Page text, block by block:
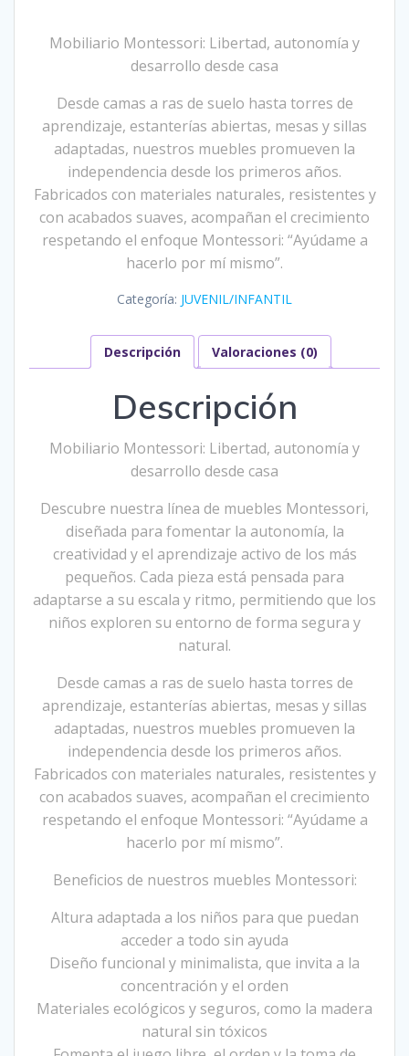
Mobiliario Montessori: Libertad, autonomía y
desarrollo desde casa
Desde camas a ras de suelo hasta torres de
aprendizaje, estanterías abiertas, mesas y sillas
adaptadas, nuestros muebles promueven la
independencia desde los primeros años.
Fabricados con materiales naturales, resistentes y
con acabados suaves, acompañan el crecimiento
respetando el enfoque Montessori: “Ayúdame a
hacerlo por mí mismo”.
Categoría: JUVENIL/INFANTIL
Descripción Valoraciones (0)
Descripción
Mobiliario Montessori: Libertad, autonomía y
desarrollo desde casa
Descubre nuestra línea de muebles Montessori,
diseñada para fomentar la autonomía, la
creatividad y el aprendizaje activo de los más
pequeños. Cada pieza está pensada para
adaptarse a su escala y ritmo, permitiendo que los
niños exploren su entorno de forma segura y
natural.
Desde camas a ras de suelo hasta torres de
aprendizaje, estanterías abiertas, mesas y sillas
adaptadas, nuestros muebles promueven la
independencia desde los primeros años.
Fabricados con materiales naturales, resistentes y
con acabados suaves, acompañan el crecimiento
respetando el enfoque Montessori: “Ayúdame a
hacerlo por mí mismo”.
Beneficios de nuestros muebles Montessori:
Altura adaptada a los niños para que puedan
acceder a todo sin ayuda
Diseño funcional y minimalista, que invita a la
concentración y el orden
Materiales ecológicos y seguros, como la madera
natural sin tóxicos